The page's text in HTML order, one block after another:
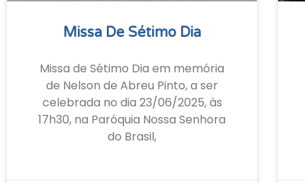
Missa De Sétimo Dia
Missa de Sétimo Dia em memória
de Nelson de Abreu Pinto, a ser
celebrada no dia 23/06/2025, às
17h30, na Paróquia Nossa Senhora
do Brasil,